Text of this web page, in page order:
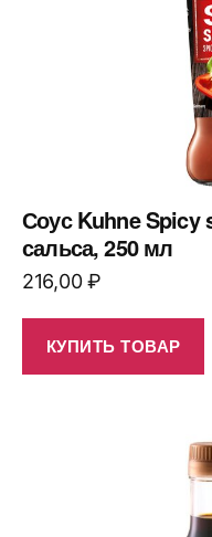
Соус Kuhne Spicy
сальса, 250 мл
216,00₽
КУПИТЬ ТОВАР